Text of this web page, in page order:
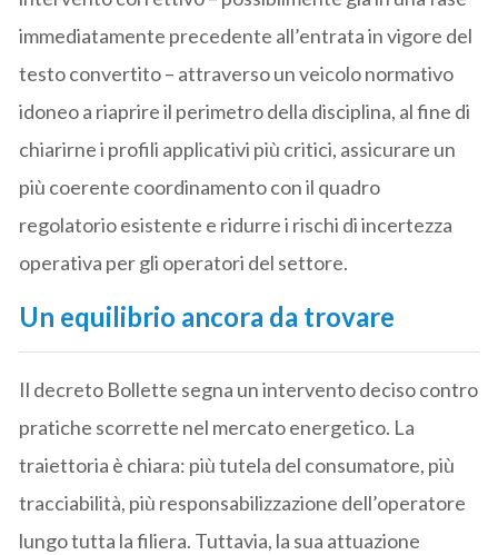
immediatamente precedente all’entrata in vigore del
testo convertito – attraverso un veicolo normativo
idoneo a riaprire il perimetro della disciplina, al fine di
chiarirne i profili applicativi più critici, assicurare un
più coerente coordinamento con il quadro
regolatorio esistente e ridurre i rischi di incertezza
operativa per gli operatori del settore.
Un equilibrio ancora da trovare
Il decreto Bollette segna un intervento deciso contro
pratiche scorrette nel mercato energetico. La
traiettoria è chiara: più tutela del consumatore, più
tracciabilità, più responsabilizzazione dell’operatore
lungo tutta la filiera. Tuttavia, la sua attuazione